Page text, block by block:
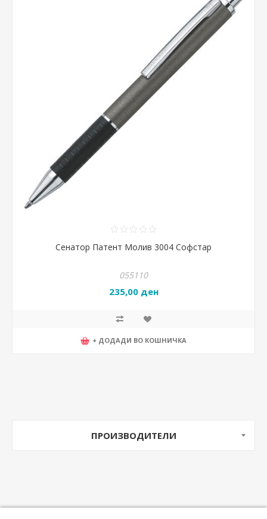
Сенатор Патент Молив 3004 Софстар
055110
235,00 ден
+ ДОДАДИ ВО КОШНИЧКА
ПРОИЗВОДИТЕЛИ